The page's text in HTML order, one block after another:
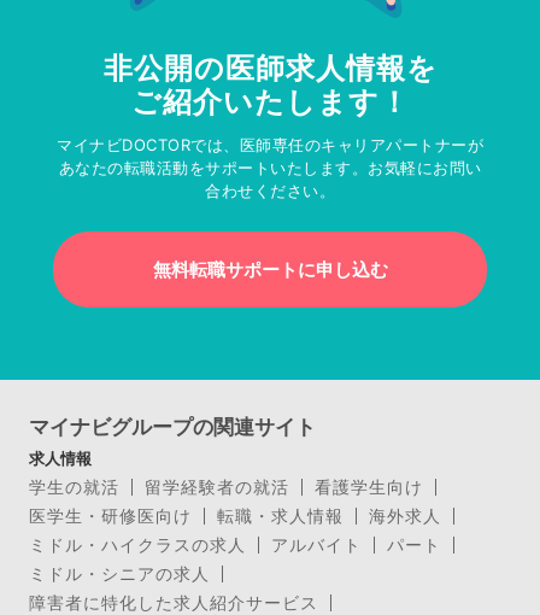
非公開の医師求人情報を
ご紹介いたします！
マイナビDOCTORでは、医師専任のキャリアパートナーが
あなたの転職活動をサポートいたします。お気軽にお問い
合わせください。
無料転職サポートに申し込む
マイナビグループの関連サイト
求人情報
学生の就活 留学経験者の就活
看護学生向け
医学生・研修医向け
転職・求人情報
海外求人
ミドル・ハイクラスの求人
アルバイト
パート
ミドル・シニアの求人
障害者に特化した求人紹介サービス